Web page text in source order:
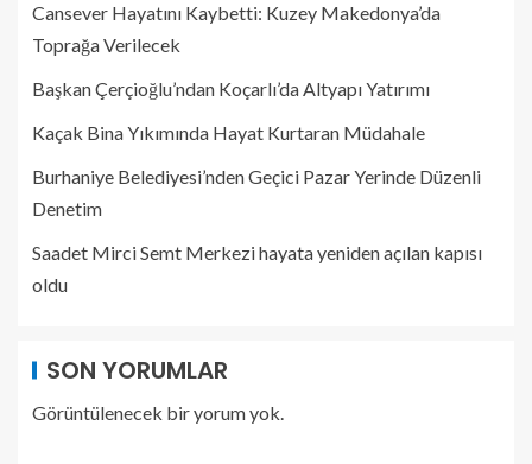
Cansever Hayatını Kaybetti: Kuzey Makedonya’da
Toprağa Verilecek
Başkan Çerçioğlu’ndan Koçarlı’da Altyapı Yatırımı
Kaçak Bina Yıkımında Hayat Kurtaran Müdahale
Burhaniye Belediyesi’nden Geçici Pazar Yerinde Düzenli
Denetim
Saadet Mirci Semt Merkezi hayata yeniden açılan kapısı
oldu
SON YORUMLAR
Görüntülenecek bir yorum yok.